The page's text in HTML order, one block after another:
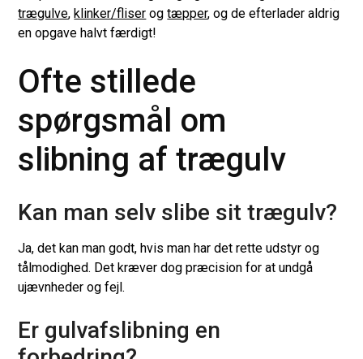
trægulve,klinker/fliser ogtæpper, og de efterlader aldrig
en opgave halvt færdigt!
Ofte stillede
spørgsmål om
slibning af trægulv
Kan man selv slibe sit trægulv?
Ja, det kan man godt, hvis man har det rette udstyr og
tålmodighed. Det kræver dog præcision for at undgå
ujævnheder og fejl.
Er gulvafslibning en